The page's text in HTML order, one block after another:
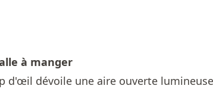
à manger
d'œil dévoile une aire ouverte